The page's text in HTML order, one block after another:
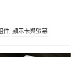
件, 顯示卡與螢幕